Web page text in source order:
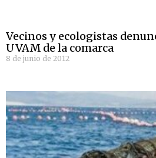
Vecinos y ecologistas
UVAM de la comarca
8 de junio de 2012